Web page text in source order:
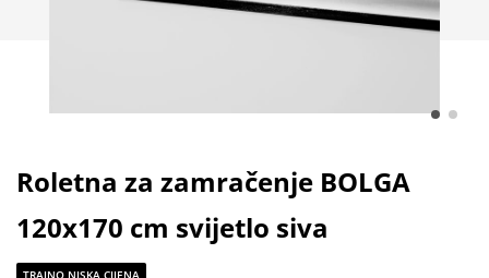
Roletna za zamračenje BOLGA
120x170 cm svijetlo siva
TRAJNO NISKA CIJENA